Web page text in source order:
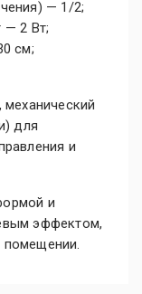
— 1/2;
— 2 Вт;
см;
для
и
и
эффектом,